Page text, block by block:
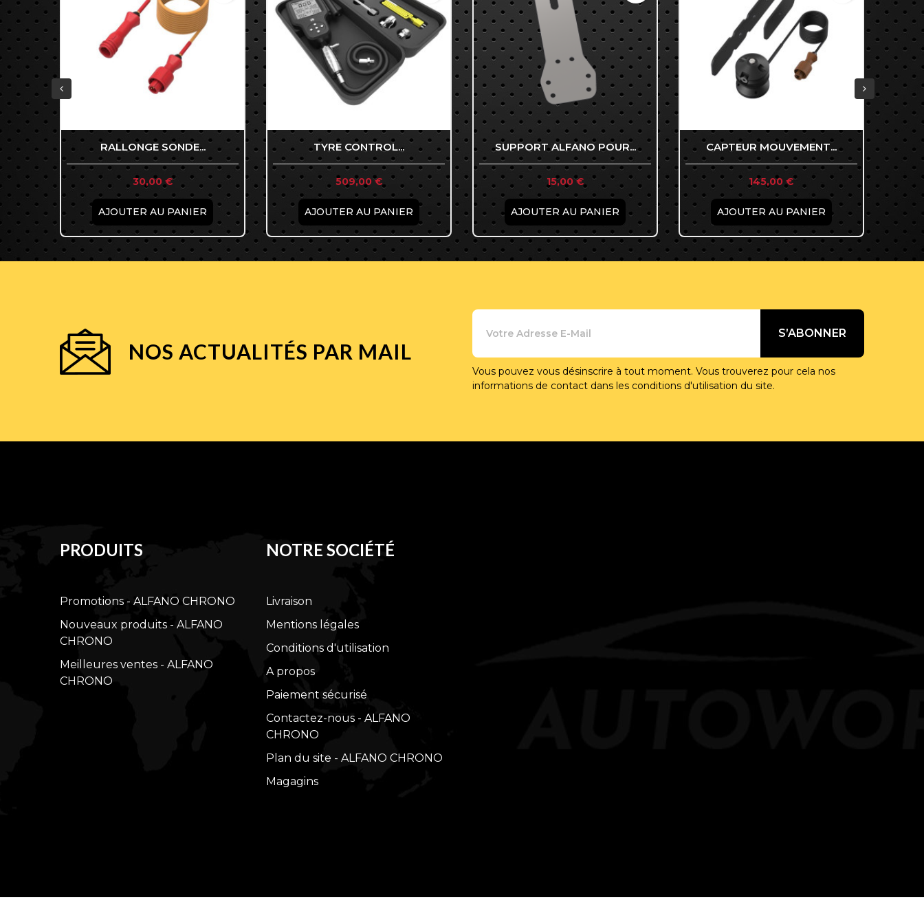
 Aperçu rapide
RALLONGE SONDE...
Prix
30,00 €
AJOUTER AU PANIER
 Aperçu rapide
TYRE CONTROL...
Prix
509,00 €
AJOUTER AU PANIER
 Aperçu rapide
SUPPORT ALFANO POUR...
Prix
15,00 €
AJOUTER AU PANIER
 Aperçu rapide
CAPTEUR MOUVEMENT...
Prix
145,00 €
AJOUTER AU PANIER
NOS ACTUALITÉS PAR MAIL
Vous pouvez vous désinscrire à tout moment. Vous trouverez pour cela nos
informations de contact dans les conditions d'utilisation du site.
PRODUITS
Promotions - ALFANO CHRONO
Nouveaux produits - ALFANO
CHRONO
Meilleures ventes - ALFANO
CHRONO
NOTRE SOCIÉTÉ
Livraison
Mentions légales
Conditions d'utilisation
A propos
Paiement sécurisé
Contactez-nous - ALFANO
CHRONO
Plan du site - ALFANO CHRONO
Magagins